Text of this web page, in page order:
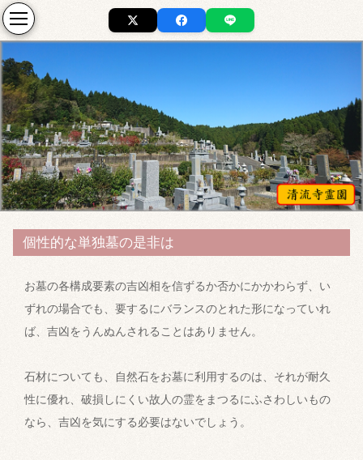
個性的な単独墓の是非は
お墓の各構成要素の吉凶相を信ずるか否かにかかわらず、い
ずれの場合でも、要するにバランスのとれた形になっていれ
ば、吉凶をうんぬんされることはありません。
石材についても、自然石をお墓に利用するのは、それが耐久
性に優れ、破損しにくい故人の霊をまつるにふさわしいもの
なら、吉凶を気にする必要はないでしょう。